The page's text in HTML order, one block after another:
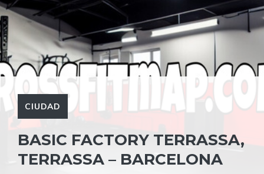
CIUDAD
BASIC FACTORY TERRASSA,
TERRASSA – BARCELONA